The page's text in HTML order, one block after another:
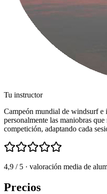
Tu instructor
Campeón mundial de windsurf e
personalmente las maniobras
competición, adaptando cada
4,9 / 5 · valoración media de
Precios